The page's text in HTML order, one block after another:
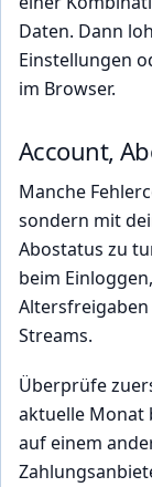
Daten. Dann
Einstellungen
im Browser.
Account,
Manche
sondern mit
Abostatus zu
beim
Streams.
Überprüfe
aktuelle Monat
auf einem